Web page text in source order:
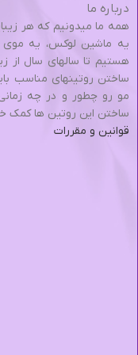
درباره ما
همه ما میدونیم که هر
یه ماشین لوکس، یه موی
هستیم تا سالهای سال از
ساختن روتینهای مناسب
مو رو چطور و در چه زمانی
ساختن این روتین ها کمک
قوانین و مقررات